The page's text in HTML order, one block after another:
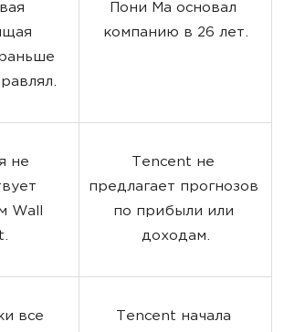
Пони Ма основал
компанию в 26 лет.
не
Wall
Tencent не
предлагает прогнозов
по прибыли или
доходам.
все
Tencent начала